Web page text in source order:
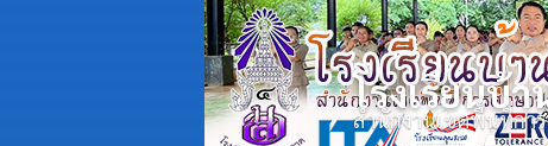
โรงเรียนบ้
สำนักงานเขตพื้นที่กา